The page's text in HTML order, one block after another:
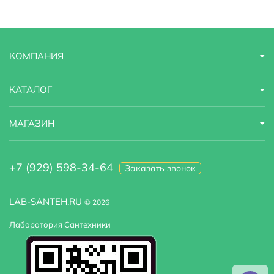
Финская сауна
Вентиляция
LAB-SANTEH.RU © 2026
Лаборатория Сантехники
КОМПАНИЯ
КАТАЛОГ
МАГАЗИН
+7 (929) 598-34-64 Заказать звонок